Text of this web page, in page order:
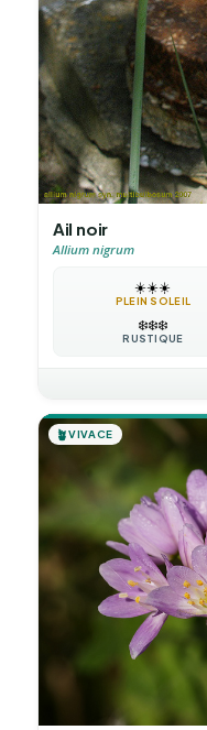
Ail noir
Allium nigrum
☀️☀️☀️
PLEIN SOLEIL
❄️❄️❄️
RUSTIQUE
🪴VIVACE